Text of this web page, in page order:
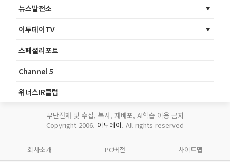
뉴스발전소
이투데이TV
스페셜리포트
Channel 5
위너스IR클럽
무단전재 및 수집, 복사, 재배포, AI학습 이용 금지
Copyright 2006. 이투데이. All rights reserved
회사소개 PC버전 사이트맵